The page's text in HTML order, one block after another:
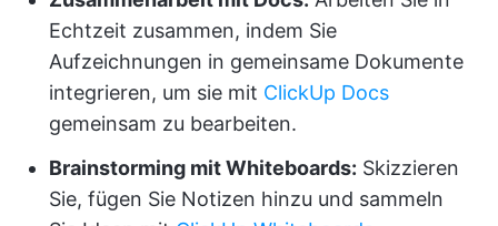
Echtzeit zusammen, indem Sie
Aufzeichnungen in gemeinsame Dokumente
integrieren, um sie mit ClickUp Docs
gemeinsam zu bearbeiten.
Brainstorming mit Whiteboards: Skizzieren
Sie, fügen Sie Notizen hinzu und sammeln